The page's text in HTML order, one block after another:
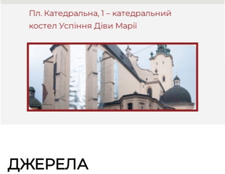
Пл. Катедральна, 1 – катедральний
костел Успіння Діви Марії
ДЖЕРЕЛА